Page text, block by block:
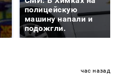
полицейскую
машину напали и
подожгли.
час назад